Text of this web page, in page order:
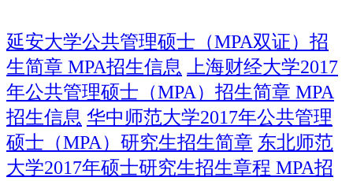
延安大学公共管理硕士（MPA双证）招
生简章 MPA招生信息
上海财经大学2017
年公共管理硕士（MPA）招生简章 MPA
招生信息 华中师范大学2017年公共管理
硕士（MPA）研究生招生简章 东北师范
大学2017年硕士研究生招生章程 MPA招